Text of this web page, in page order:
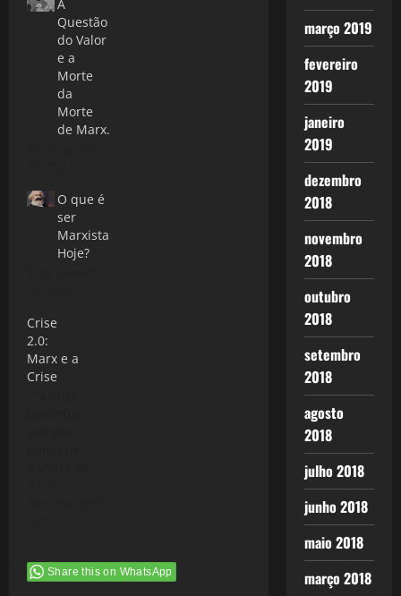
A
Questão
do Valor
e a
Morte
da
Morte
de Marx.
O que é
ser
Marxista
Hoje?
Crise
2.0:
Marx e a
Crise
vista de toda
Share this on WhatsApp
março 2019
fevereiro
2019
janeiro
2019
dezembro
2018
novembro
2018
outubro
2018
setembro
2018
agosto
2018
julho 2018
junho 2018
maio 2018
março 2018